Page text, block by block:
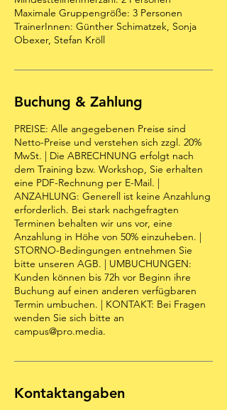
Maximale Gruppengröße: 3 Personen
TrainerInnen: Günther Schimatzek, Sonja
Obexer, Stefan Kröll
Buchung & Zahlung
PREISE: Alle angegebenen Preise sind
Netto-Preise und verstehen sich zzgl. 20%
MwSt. | Die ABRECHNUNG erfolgt nach
dem Training bzw. Workshop, Sie erhalten
eine PDF-Rechnung per E-Mail. |
ANZAHLUNG: Generell ist keine Anzahlung
erforderlich. Bei stark nachgefragten
Terminen behalten wir uns vor, eine
Anzahlung in Höhe von 50% einzuheben. |
STORNO-Bedingungen entnehmen Sie
bitte unseren AGB. | UMBUCHUNGEN:
Kunden können bis 72h vor Beginn ihre
Buchung auf einen anderen verfügbaren
Termin umbuchen. | KONTAKT: Bei Fragen
wenden Sie sich bitte an
campus@pro.media.
Kontaktangaben